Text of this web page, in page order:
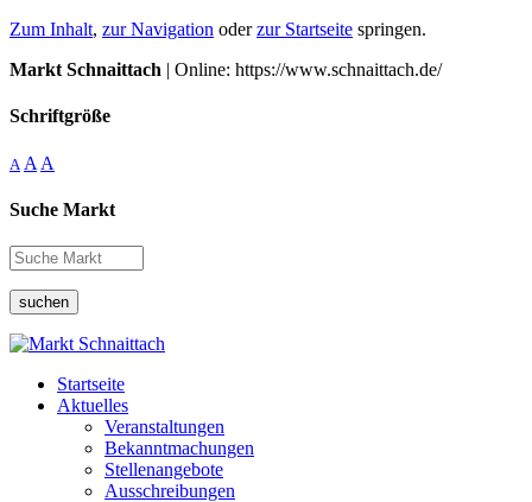
Zum Inhalt, zur Navigation oderzur Startseite springen.
Markt Schnaittach | Online: https://www.schnaittach.de/
Schriftgröße
A A A
Suche Markt
suchen
Startseite
Aktuelles
Veranstaltungen
Bekanntmachungen
Stellenangebote
Ausschreibungen